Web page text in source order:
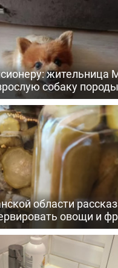
жительница
собаку
области
овощи и